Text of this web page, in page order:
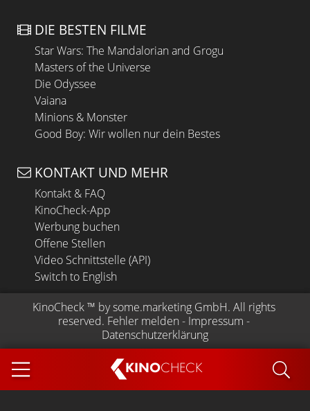
KINOCHECK
DIE BESTEN FILME
Star Wars: The Mandalorian and Grogu
Masters of the Universe
Die Odyssee
Vaiana
Minions & Monster
Good Boy: Wir wollen nur dein Bestes
KONTAKT UND MEHR
Kontakt & FAQ
KinoCheck-App
Werbung buchen
Offene Stellen
Video Schnittstelle (API)
Switch to English
KinoCheck ™ by some.marketing GmbH. All rights
reserved. Fehler melden - Impressum -
Datenschutzerklärung